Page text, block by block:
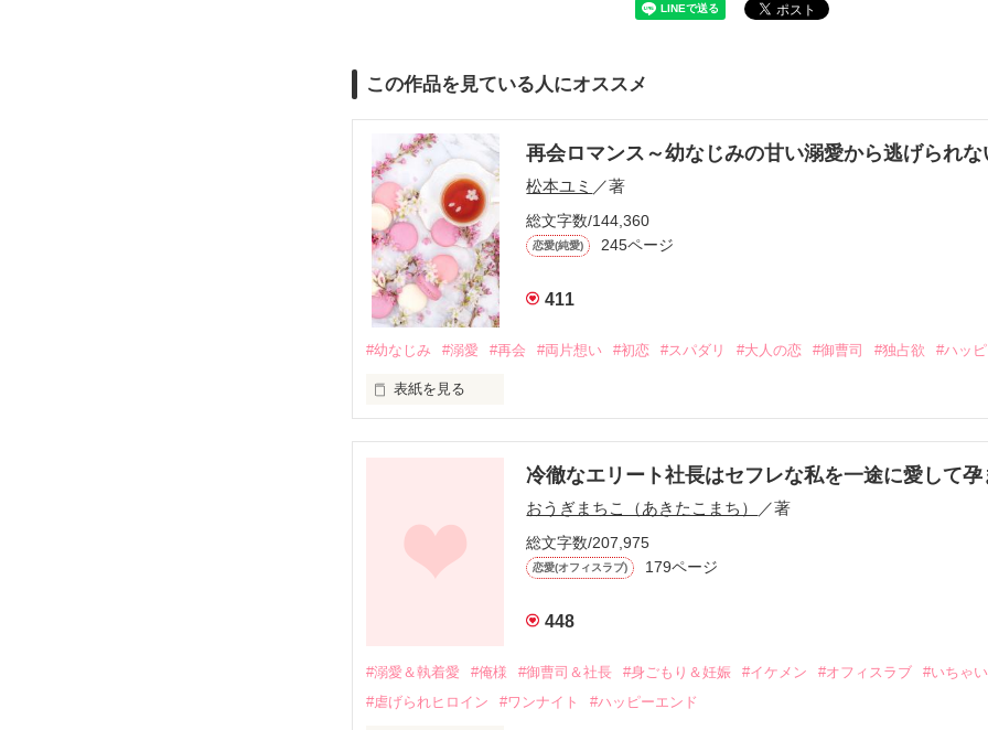
この作品を見ている人にオススメ
再会ロマンス～幼なじみの甘い溺愛から逃げられな
松本ユミ ／著
総文字数/144,360
恋愛(純愛) 245ページ
411
#幼なじみ #溺愛 #再会 #両片想い #初恋 #スパダリ #大人の恋 #御曹司 #独占欲 #ハッ
表紙を見る
しかし、ある出来事をきっかけに二人の関係は壊れてしまう。
関係修復もできないまま、美桜は両親の離婚によって
引っ越すことになり、哲平とも離れ離れになった。
そして、ひょんなことから
酔った勢いで一夜を共にしてしまった。
冷徹なエリート社長はセフレな私を一途に愛して孕
おうぎまちこ（あきたこまち） ／著
総文字数/207,975
恋愛(オフィスラブ) 179ページ
448
#溺愛＆執着愛 #俺様 #御曹司＆社長 #身ごもり＆妊娠 #イケメン #オフィスラブ
#いちゃ
#虐げられヒロイン
#ワンナイト #ハッピーエンド